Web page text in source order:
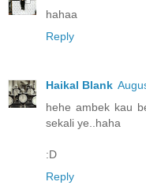
hahaa
Reply
Haikal Blank
hehe ambek kau
sekali ye..haha
:D
Reply